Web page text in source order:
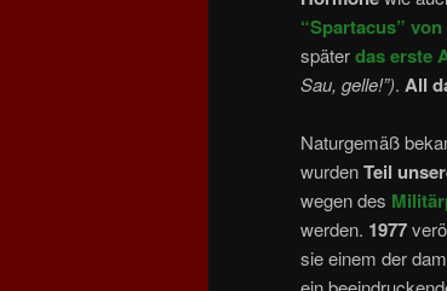
“Spartacus”
späterdas erste
Sau, gelle!”). All
Naturgemäß
wurdenTeil
wegen des
werden. 1977
sie einem der